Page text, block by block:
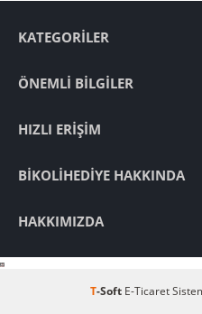
KATEGORILER
ÖNEMLI BILGILER
HIZLI ERIŞIM
BIKOLIHEDIYE HAKKINDA
HAKKIMIZDA
T-Soft E-Ticaret